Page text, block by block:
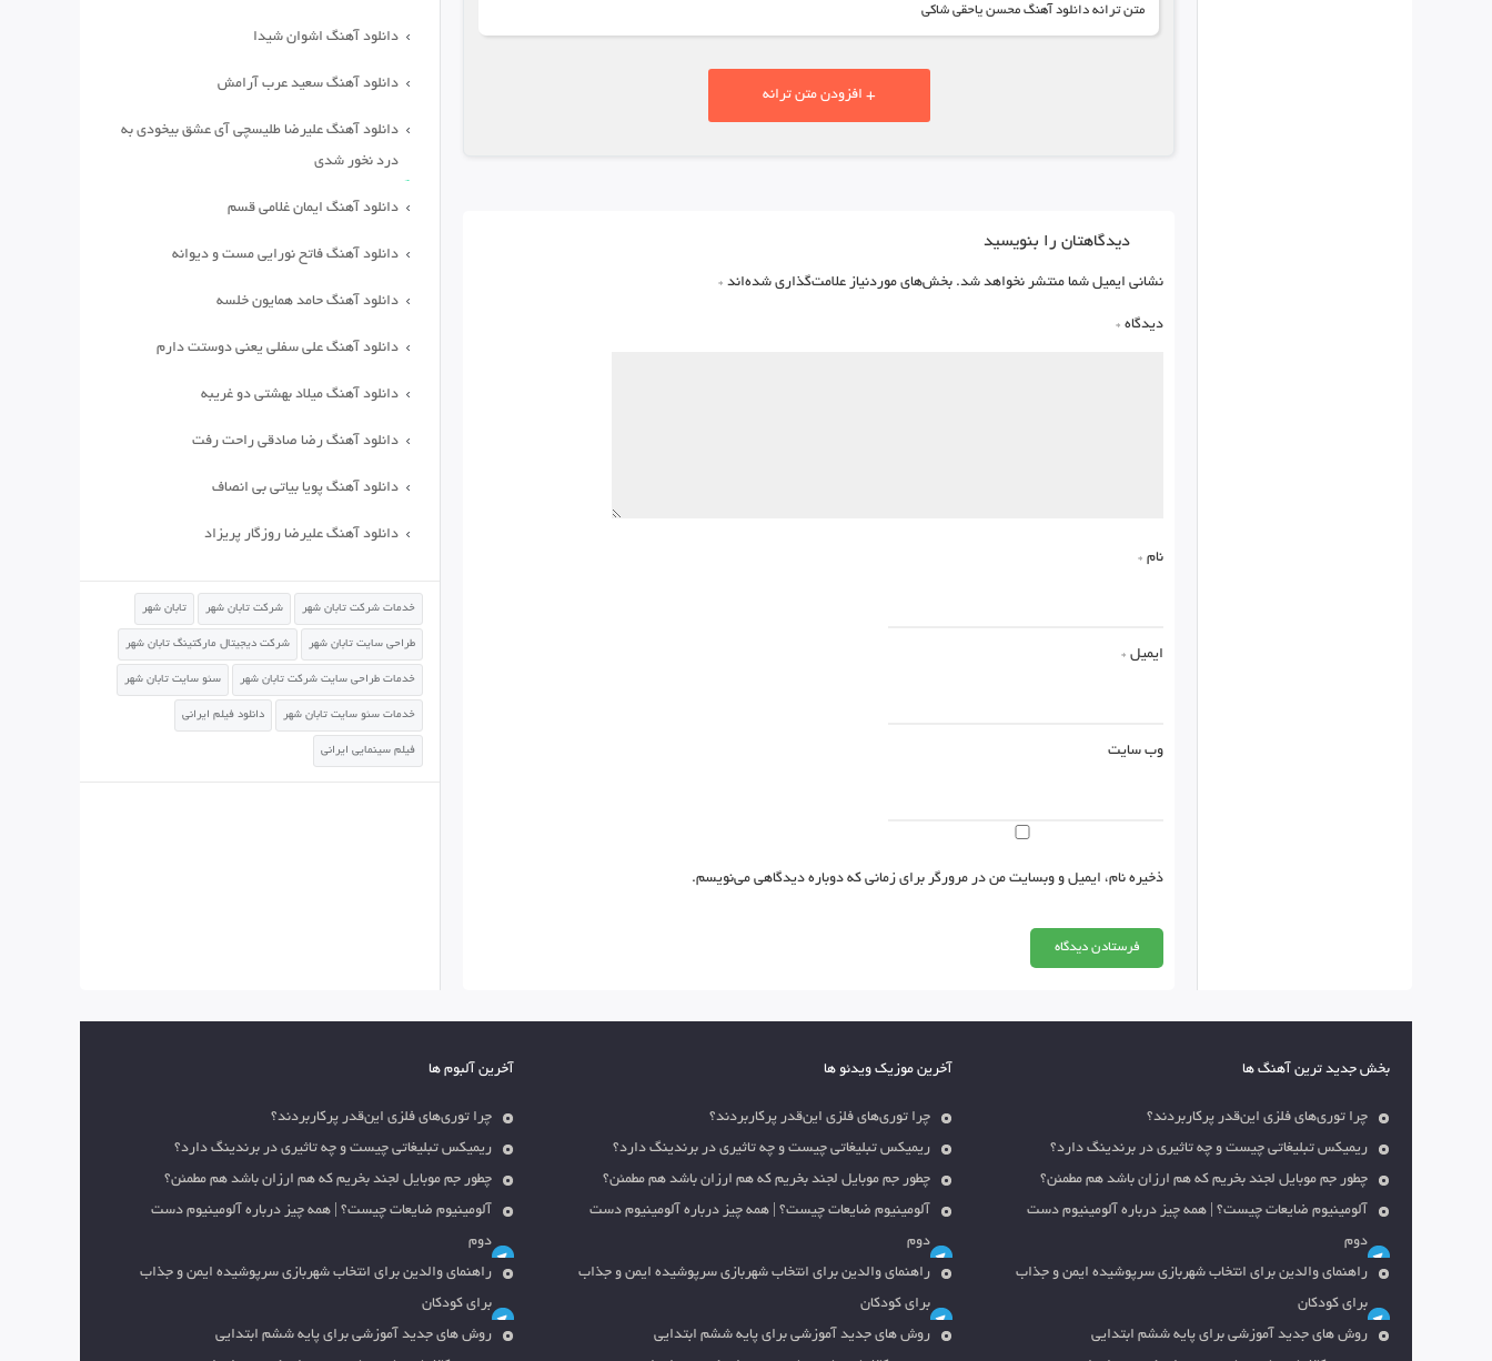
متن ترانه دانلود آهنگ محسن یاحقی شاکی
+ افزودن متن ترانه
دیدگاهتان را بنویسید
نشانی ایمیل شما منتشر نخواهد شد. بخش‌های موردنیاز علامت‌گذاری شده‌اند *
دیدگاه *
نام *
ایمیل *
وب‌ سایت
ذخیره نام، ایمیل و وبسایت من در مرورگر برای زمانی که دوباره دیدگاهی می‌نویسم.
دانلود آهنگ اشوان شیدا
دانلود آهنگ سعید عرب آرامش
دانلود آهنگ علیرضا طلیسچی آی عشق بیخودی به
درد نخور شدی
دانلود آهنگ ایمان غلامی قسم
دانلود آهنگ فاتح نورایی مست و دیوانه
دانلود آهنگ حامد همایون خلسه
دانلود آهنگ علی سفلی یعنی دوستت دارم
دانلود آهنگ میلاد بهشتی دو غریبه
دانلود آهنگ رضا صادقی راحت رفت
دانلود آهنگ پویا بیاتی بی انصاف
دانلود آهنگ علیرضا روزگار پریزاد
خدمات شرکت تابان شهر شرکت تابان شهر تابان شهر
طراحی سایت تابان شهر شرکت دیجیتال مارکتینگ تابان شهر
خدمات طراحی سایت شرکت تابان شهر سئو سایت تابان شهر
خدمات سئو سایت تابان شهر دانلود فیلم ایرانی
فیلم سینمایی ایرانی
بخش جدید ترین آهنگ ها
چرا توری‌های فلزی این‌قدر پرکاربردند؟
ریمیکس تبلیغاتی چیست و چه تاثیری در برندینگ دارد؟
چطور جم موبایل لجند بخریم که هم ارزان باشد هم مطمئن؟
آلومینیوم ضایعات چیست؟ | همه چیز درباره آلومینیوم دست
دوم
راهنمای والدین برای انتخاب شهربازی سرپوشیده ایمن و جذاب
برای کودکان
روش های جدید آموزشی برای پایه ششم ابتدایی
آخرین موزیک ویدئو ها
چرا توری‌های فلزی این‌قدر پرکاربردند؟
ریمیکس تبلیغاتی چیست و چه تاثیری در برندینگ دارد؟
چطور جم موبایل لجند بخریم که هم ارزان باشد هم مطمئن؟
آلومینیوم ضایعات چیست؟ | همه چیز درباره آلومینیوم دست
دوم
راهنمای والدین برای انتخاب شهربازی سرپوشیده ایمن و جذاب
برای کودکان
روش های جدید آموزشی برای پایه ششم ابتدایی
آخرین آلبوم ها
چرا توری‌های فلزی این‌قدر پرکاربردند؟
ریمیکس تبلیغاتی چیست و چه تاثیری در برندینگ دارد؟
چطور جم موبایل لجند بخریم که هم ارزان باشد هم مطمئن؟
آلومینیوم ضایعات چیست؟ | همه چیز درباره آلومینیوم دست
دوم
راهنمای والدین برای انتخاب شهربازی سرپوشیده ایمن و جذاب
برای کودکان
روش های جدید آموزشی برای پایه ششم ابتدایی